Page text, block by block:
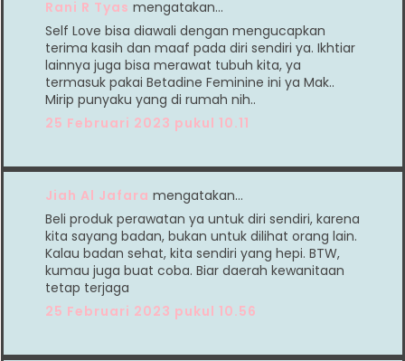
Rani R Tyas mengatakan…
Self Love bisa diawali dengan mengucapkan
terima kasih dan maaf pada diri sendiri ya. Ikhtiar
lainnya juga bisa merawat tubuh kita, ya
termasuk pakai Betadine Feminine ini ya Mak..
Mirip punyaku yang di rumah nih..
25 Februari 2023 pukul 10.11
Jiah Al Jafara mengatakan…
Beli produk perawatan ya untuk diri sendiri, karena
kita sayang badan, bukan untuk dilihat orang lain.
Kalau badan sehat, kita sendiri yang hepi. BTW,
kumau juga buat coba. Biar daerah kewanitaan
tetap terjaga
25 Februari 2023 pukul 10.56